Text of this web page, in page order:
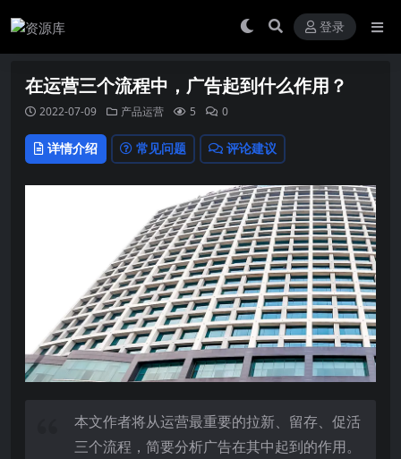
登录
在运营三个流程中，广告起到什么作用？
2022-07-09 产品运营 5 0
详情介绍 常见问题 评论建议
本文作者将从运营最重要的拉新、留存、促活
三个流程，简要分析广告在其中起到的作用。